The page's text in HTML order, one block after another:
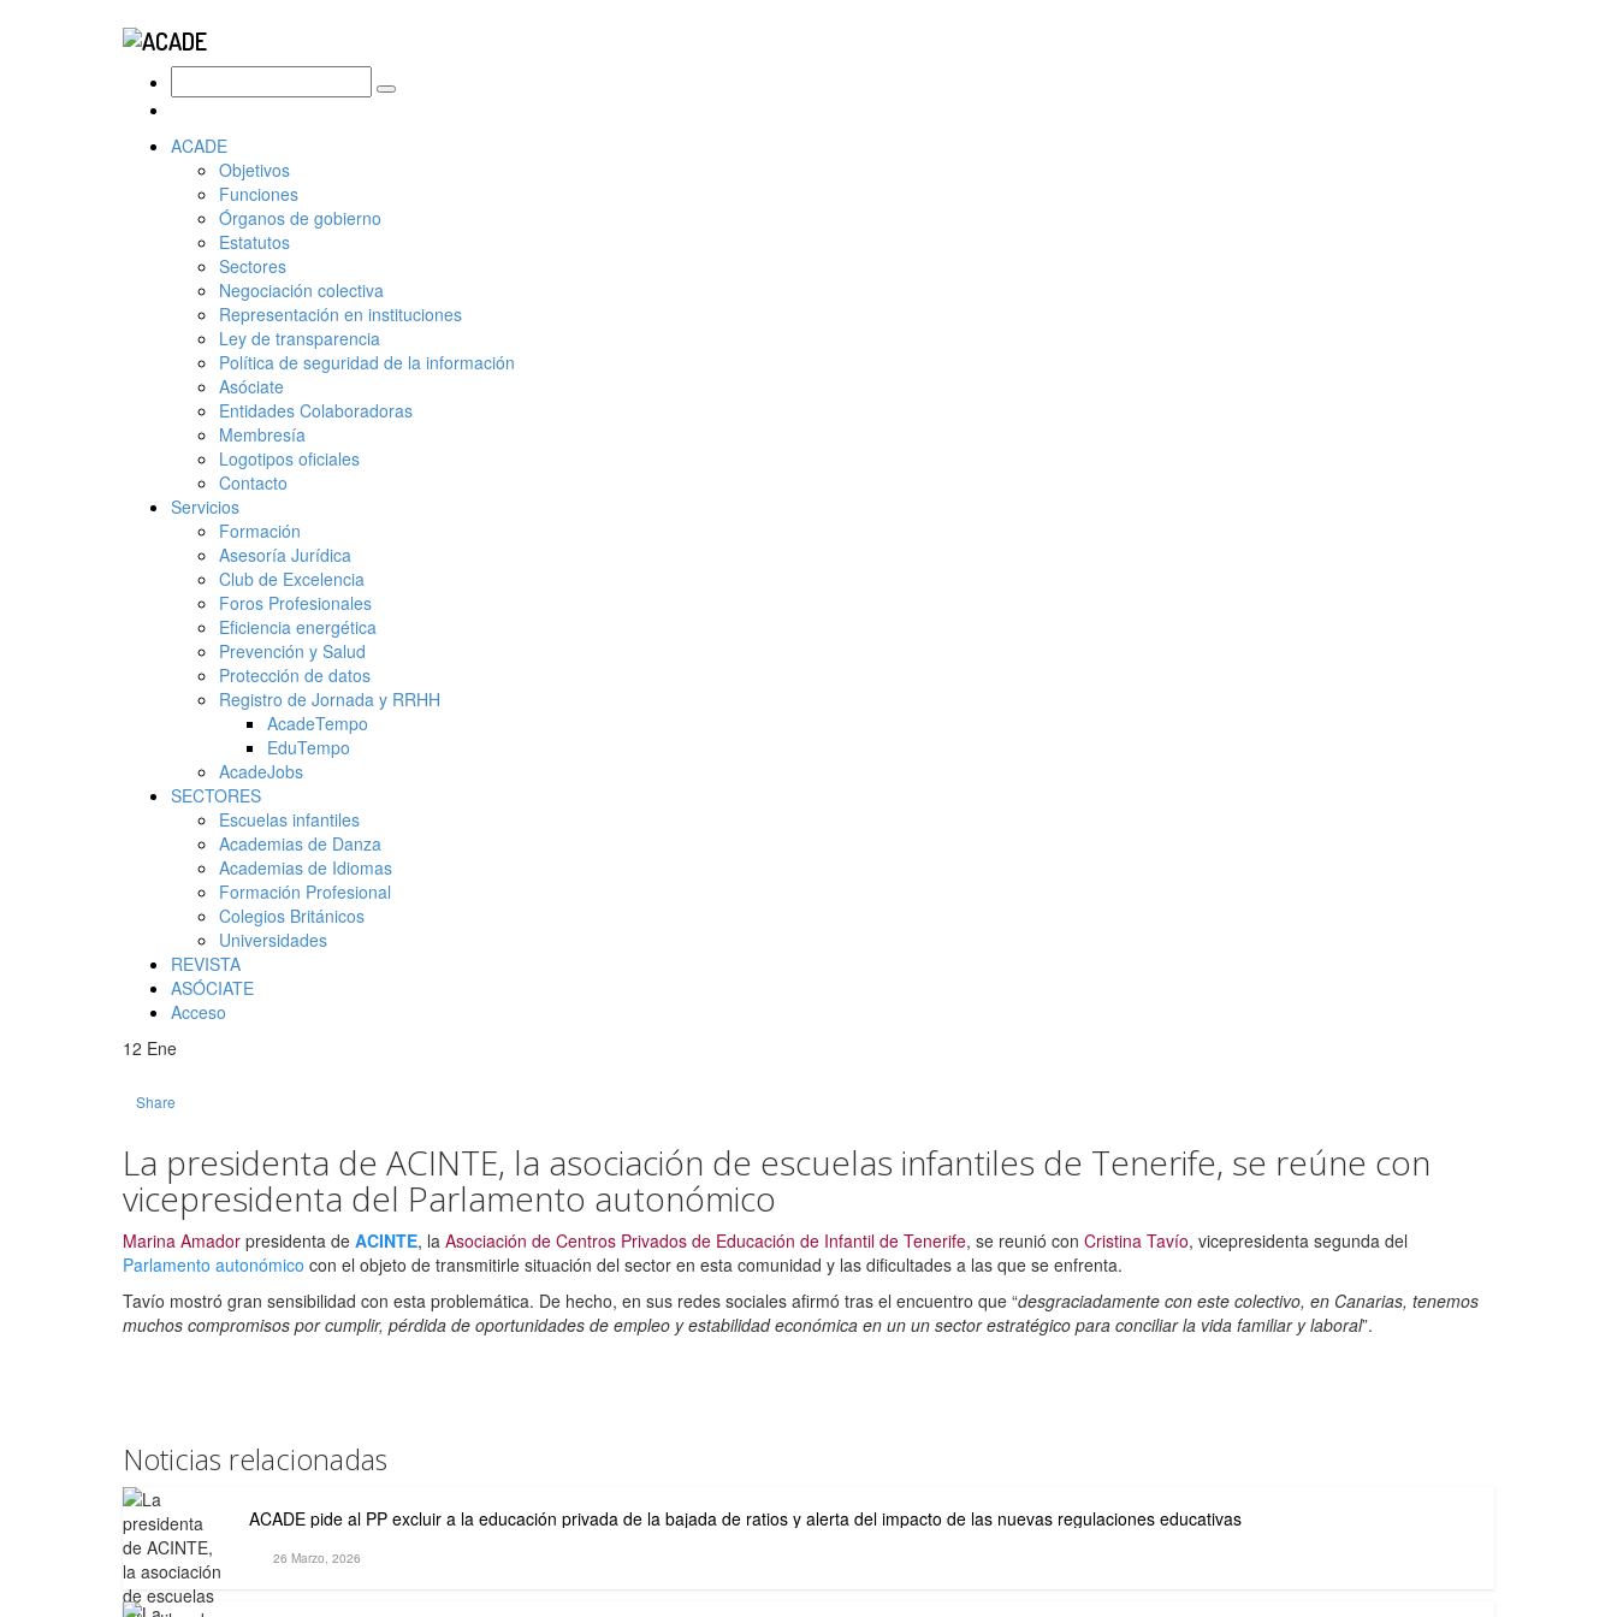
ACADE
Objetivos
Funciones
Órganos de gobierno
Estatutos
Sectores
Negociación colectiva
Representación en instituciones
Ley de transparencia
Política de seguridad de la información
Asóciate
Entidades Colaboradoras
Membresía
Logotipos oficiales
Contacto
Servicios
Formación
Asesoría Jurídica
Club de Excelencia
Foros Profesionales
Eficiencia energética
Prevención y Salud
Protección de datos
Registro de Jornada y RRHH
AcadeTempo
EduTempo
AcadeJobs
SECTORES
Escuelas infantiles
Academias de Danza
Academias de Idiomas
Formación Profesional
Colegios Británicos
Universidades
REVISTA
ASÓCIATE
Acceso
12 Ene
Share
La presidenta de ACINTE, la asociación de escuelas infantiles de Tenerife, se reúne con
vicepresidenta del Parlamento autonómico
Marina Amador presidenta de ACINTE, la Asociación de Centros Privados de Educación de Infantil de Tenerife, se reunió con Cristina Tavío, vicepresidenta segunda del
Parlamento autonómico con el objeto de transmitirle situación del sector en esta comunidad y las dificultades a las que se enfrenta.
Tavío mostró gran sensibilidad con esta problemática. De hecho, en sus redes sociales afirmó tras el encuentro que “desgraciadamente con este colectivo, en Canarias, tenemos
muchos compromisos por cumplir, pérdida de oportunidades de empleo y estabilidad económica en un un sector estratégico para conciliar la vida familiar y laboral”.
Noticias relacionadas
26 Marzo, 2026
ACADE pide al PP excluir a la educación privada de la bajada de ratios y alerta del impacto de las nuevas regulaciones educativas